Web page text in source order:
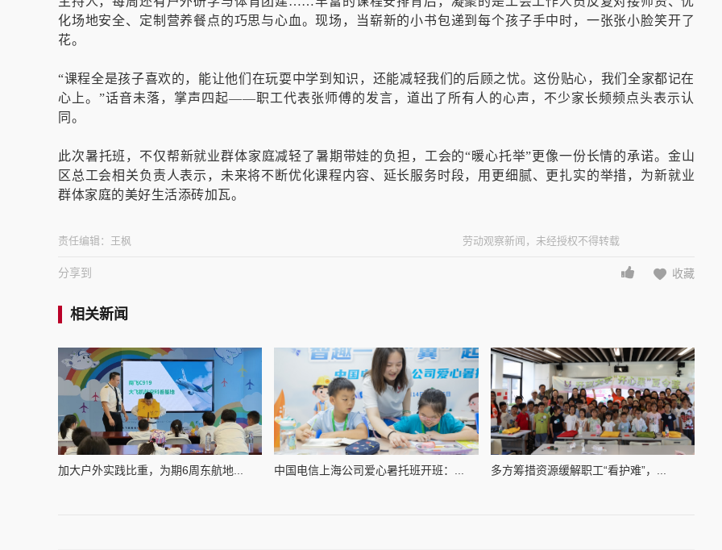
化场地安全、定制营养餐点的巧思与心血。现场，当崭新的小书包递到每个孩子手中时，一张张小脸笑开了
花。
“课程全是孩子喜欢的，能让他们在玩耍中学到知识，还能减轻我们的后顾之忧。这份贴心，我们全家都记在
心上。”话音未落，掌声四起——职工代表张师傅的发言，道出了所有人的心声，不少家长频频点头表示认
同。
此次暑托班，不仅帮新就业群体家庭减轻了暑期带娃的负担，工会的“暖心托举”更像一份长情的承诺。金山
区总工会相关负责人表示，未来将不断优化课程内容、延长服务时段，用更细腻、更扎实的举措，为新就业
群体家庭的美好生活添砖加瓦。
责任编辑： 王枫 劳动观察新闻，未经授权不得转载
分享到 收藏
相关新闻
加大户外实践比重，为期6周东航地... 中国电信上海公司爱心暑托班开班：... 多方筹措资源缓解职工“看护难”，...